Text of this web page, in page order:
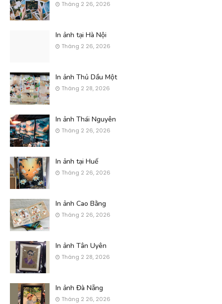
Tháng 2 26, 2026
In ảnh tại Hà Nội
Tháng 2 26, 2026
In ảnh Thủ Dầu Một
Tháng 2 28, 2026
In ảnh Thái Nguyên
Tháng 2 26, 2026
In ảnh tại Huế
Tháng 2 26, 2026
In ảnh Cao Bằng
Tháng 2 26, 2026
In ảnh Tân Uyên
Tháng 2 28, 2026
In ảnh Đà Nẵng
Tháng 2 26, 2026